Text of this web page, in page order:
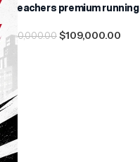
-36%
Skeachers premium running
$170,000.00 $109,000.00
Seleccionar Opciones